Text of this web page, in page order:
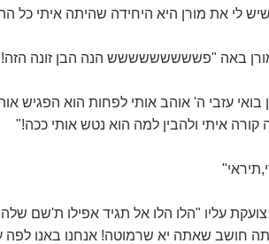
לי את מורן היא היחידה שהיתה איתי כל
באה "פששששששששש הנה הבן זונה הזה!
בואי עזבי ה' אוהב אותי לפחות הוא הפגיש
קורה איתי ולהבין למה הוא נטש אותי ככה!"
צועקת עליו "הלו הלו אל תגיד אפילו ת'שם
חושב שאתה יא שרמוטה! אנחנו באנו לפה